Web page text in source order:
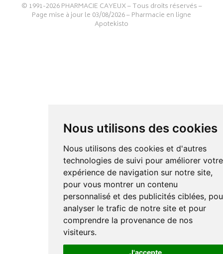
Nous utilisons des cookies
Nous utilisons des cookies et d'autres
technologies de suivi pour améliorer votre
expérience de navigation sur notre site,
pour vous montrer un contenu
personnalisé et des publicités ciblées,
analyser le trafic de notre site et pour
comprendre la provenance de nos
visiteurs.
J'accepte
© 1991-2026PHARMACIE CAYEUX– Tous droits réservés –
Page mise à jour le 03/08/2026 –Pharmacie en ligne
Apotekisto